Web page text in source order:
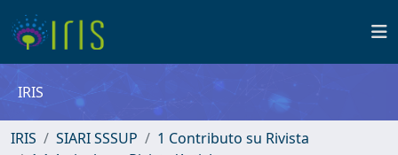
IRIS
IRIS SIARI SSSUP
1 Contributo su Rivista